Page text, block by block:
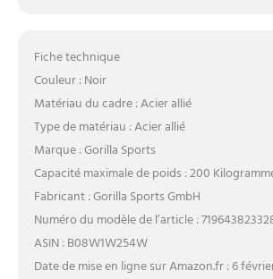
Fiche technique
Couleur : Noir
Matériau du cadre : Acier allié
Type de matériau : Acier allié
Marque : Gorilla Sports
Capacité maximale de poids : 200
Fabricant : Gorilla Sports GmbH
Numéro du modèle de l’article :
ASIN : B08W1W254W
Date de mise en ligne sur Amazon.fr : 6